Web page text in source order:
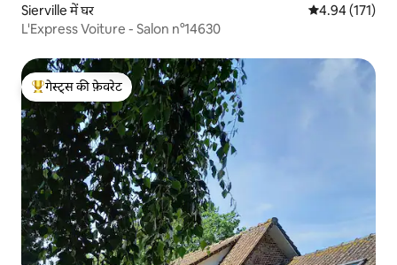
Sierville में घर औसत रेटिंग 5 में से
4.94 (171)
L'Express Voiture - Salon n°14630
गेस्ट्स का टॉप फ़ेवरेट
गेस्ट्स की फ़ेवरेट